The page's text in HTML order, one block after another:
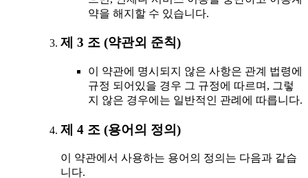
약을 해지할 수 있습니다.
제 3 조 (약관외 준칙)
이 약관에 명시되지 않은 사항은 관계 법령에
규정 되어있을 경우 그 규정에 따르며, 그렇
지 않은 경우에는 일반적인 관례에 따릅니다.
제 4 조 (용어의 정의)
이 약관에서 사용하는 용어의 정의는 다음과 같습
니다.